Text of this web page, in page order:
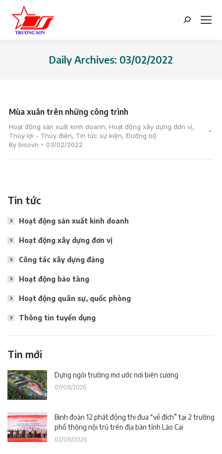
Search:
Daily Archives: 03/02/2022
Mùa xuân trên những công trình
Hoạt động sản xuất kinh doanh, Hoạt động xây dựng đơn vị,
Thủy lợi - Thủy điện, Tin tức sự kiện, Đường bộ
By bisovn 03/02/2022
Tin tức
Hoạt động sản xuất kinh doanh
Hoạt động xây dựng đơn vị
Công tác xây dựng đảng
Hoạt động bảo tàng
Hoạt động quân sự, quốc phòng
Thông tin tuyển dụng
Tin mới
Dựng ngôi trường mơ ước nơi biên cương
07/08/2026
Binh đoàn 12 phát động thi đua “về đích” tại 2 trường
phổ thông nội trú trên địa bàn tỉnh Lào Cai
02/08/2026